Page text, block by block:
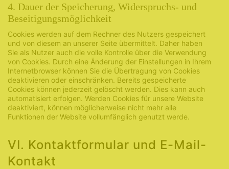
4. Dauer der Speicherung, Widerspruchs- und
Beseitigungsmöglichkeit
Cookies werden auf dem Rechner des Nutzers gespeichert
und von diesem an unserer Seite übermittelt. Daher haben
Sie als Nutzer auch die volle Kontrolle über die Verwendung
von Cookies. Durch eine Änderung der Einstellungen in Ihrem
Internetbrowser können Sie die Übertragung von Cookies
deaktivieren oder einschränken. Bereits gespeicherte
Cookies können jederzeit gelöscht werden. Dies kann auch
automatisiert erfolgen. Werden Cookies für unsere Website
deaktiviert, können möglicherweise nicht mehr alle
Funktionen der Website vollumfänglich genutzt werde.
VI. Kontaktformular und E-Mail-
Kontakt